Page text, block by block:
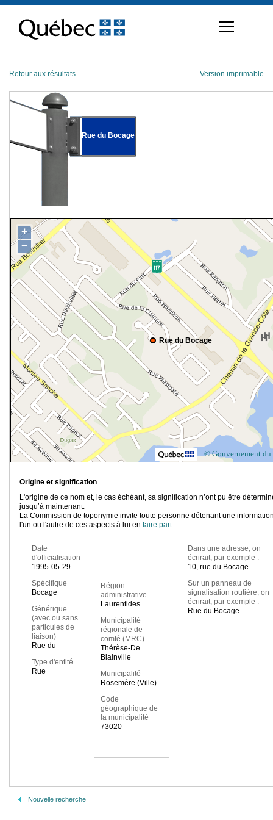
contenu
Retour aux résultats Version imprimable
Rue du Bocage
Rue du Bocage
+
−
© Gouvernement du
Origine et signification
L'origine de ce nom et, le cas échéant, sa signification n’ont pu être
jusqu’à maintenant.
La Commission de toponymie invite toute personne détenant une
l'un ou l'autre de ces aspects à lui en faire part.
Date
d'officialisation
1995-05-29
Spécifique
Bocage
Générique
(avec ou sans
particules de
liaison)
Rue du
Type d'entité
Rue
Région
administrative
Laurentides
Municipalité
régionale de
comté (MRC)
Thérèse-De
Blainville
Municipalité
Rosemère (Ville)
Code
géographique de
la municipalité
73020
Dans une adresse, on
écrirait, par exemple :
10, rue du Bocage
Sur un panneau de
signalisation routière, on
écrirait, par exemple :
Rue du Bocage
Nouvelle recherche